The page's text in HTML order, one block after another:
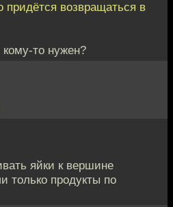
придётся возвращаться в
то нужен?
яйки к вершине
продукты по